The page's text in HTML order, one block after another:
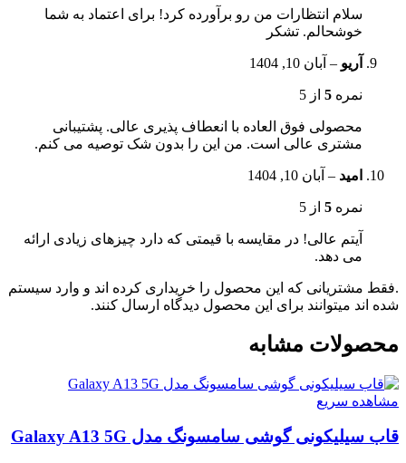
سلام انتظارات من رو برآورده کرد! برای اعتماد به شما
خوشحالم. تشکر
آریو – آبان 10, 1404
نمره 5 از 5
محصولی فوق العاده با انعطاف پذیری عالی. پشتیبانی
مشتری عالی است. من این را بدون شک توصیه می کنم.
امید – آبان 10, 1404
نمره 5 از 5
آیتم عالی! در مقایسه با قیمتی که دارد چیزهای زیادی ارائه
می دهد.
.فقط مشتریانی که این محصول را خریداری کرده اند و وارد سیستم
شده اند میتوانند برای این محصول دیدگاه ارسال کنند.
محصولات مشابه
مشاهده سریع
قاب سیلیکونی گوشی سامسونگ مدل Galaxy A13 5G